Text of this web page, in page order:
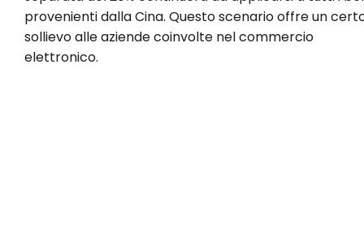
provenienti dalla Cina. Questo scenario offre un
sollievo alle aziende coinvolte nel commercio
elettronico.